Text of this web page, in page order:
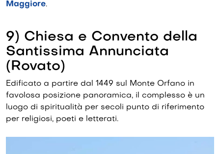
Maggiore.
9) Chiesa e Convento della
Santissima Annunciata
(Rovato)
Edificato a partire dal 1449 sul Monte Orfano in
favolosa posizione panoramica, il complesso è un
luogo di spiritualità per secoli punto di riferimento
per religiosi, poeti e letterati.